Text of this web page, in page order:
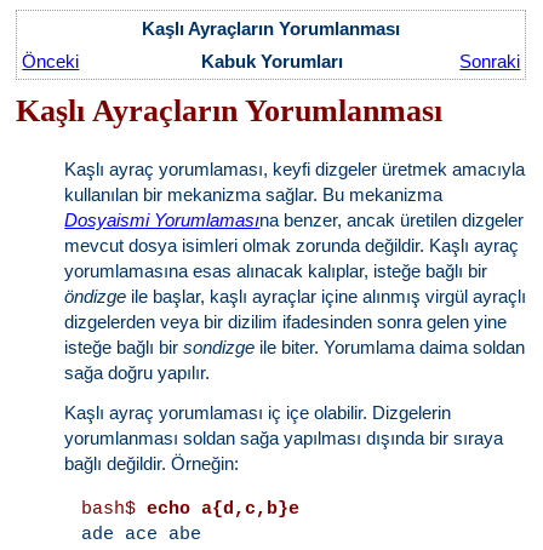
Kaşlı Ayraçların Yorumlanması
Önceki
Kabuk Yorumları Sonraki
Kaşlı Ayraçların Yorumlanması
Kaşlı ayraç yorumlaması, keyfi dizgeler üretmek amacıyla
kullanılan bir mekanizma sağlar. Bu mekanizma
Dosyaismi Yorumlamasına benzer, ancak üretilen dizgeler
mevcut dosya isimleri olmak zorunda değildir. Kaşlı ayraç
yorumlamasına esas alınacak kalıplar, isteğe bağlı bir
öndizge ile başlar, kaşlı ayraçlar içine alınmış virgül ayraçlı
dizgelerden veya bir dizilim ifadesinden sonra gelen yine
isteğe bağlı birsondizge ile biter. Yorumlama daima soldan
sağa doğru yapılır.
Kaşlı ayraç yorumlaması iç içe olabilir. Dizgelerin
yorumlanması soldan sağa yapılması dışında bir sıraya
bağlı değildir. Örneğin:
bash$ echo a{d,c,b}e